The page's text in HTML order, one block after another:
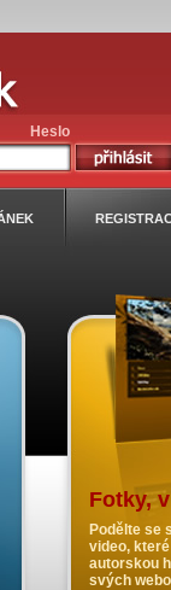
Heslo
Fotky,
Podělte se
video,
autorskou
svých